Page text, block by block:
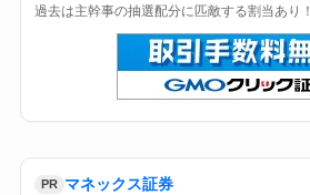
過去は主幹事の抽選配分に匹敵する割当あり！
PR マネックス証券